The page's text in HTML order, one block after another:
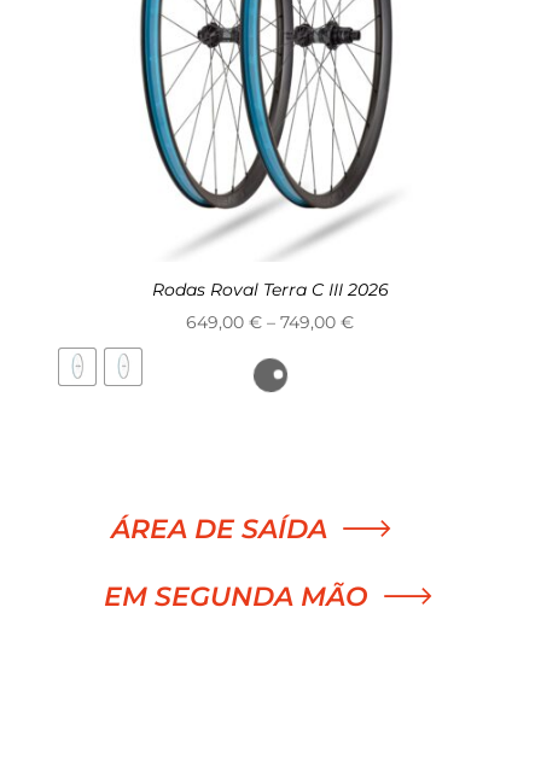
Rodas Roval Terra C III 2026
649,00€ – 749,00€Price
ÁREA DE SAÍDA
EM SEGUNDA MÃO